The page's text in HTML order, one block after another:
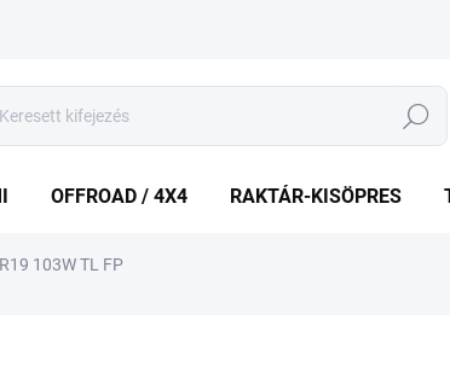
Keresés
OFFROAD / 4X4 RAKTÁR-KISÖPRES
103W TL FP